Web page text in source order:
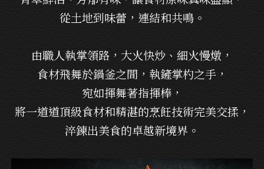
從土地到味蕾，連結和共鳴。
由職人執掌領路，大火快炒、細火慢燉，
食材飛舞於鍋釜之間，執鏟掌杓之手，
宛如揮舞著指揮棒，
將一道道頂級食材和精湛的烹飪技術完美交揉，
淬鍊出美食的卓越新境界。